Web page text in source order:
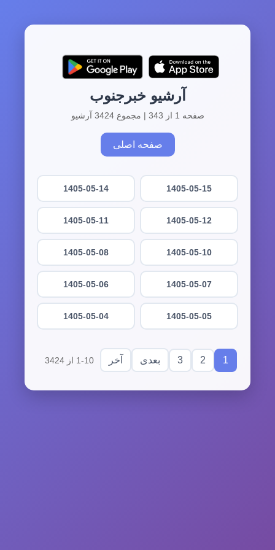
آرشیو خبرجنوب
صفحه 1 از 343 | مجموع 3424 آرشیو
صفحه اصلی
1405-05-15
1405-05-14
1405-05-12
1405-05-11
1405-05-10
1405-05-08
1405-05-07
1405-05-06
1405-05-05
1405-05-04
1
2
3 بعدی آخر 1-10 از 3424